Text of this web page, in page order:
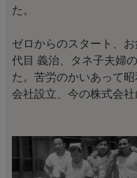
た。
ゼロからのスタート、
代目 義治、タネ子夫婦
た。苦労のかいあって
会社設立、今の株式会